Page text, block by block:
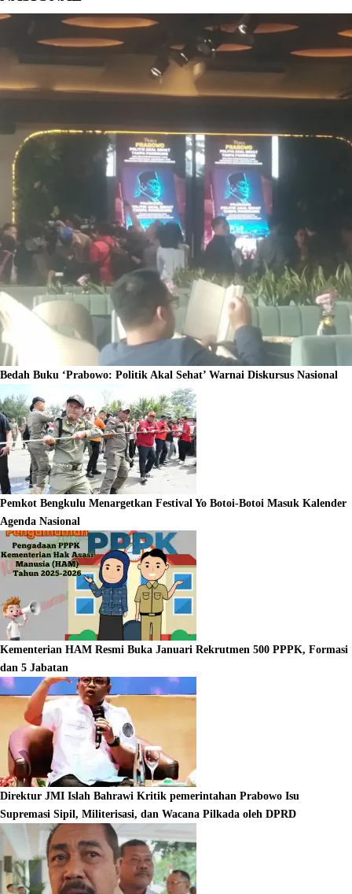
Bedah Buku ‘Prabowo: Politik Akal Sehat’ Warnai Diskursus Nasional
Pemkot Bengkulu Menargetkan Festival Yo Botoi-Botoi Masuk Kalender
Agenda Nasional
Kementerian HAM Resmi Buka Januari Rekrutmen 500 PPPK, Formasi
dan 5 Jabatan
Direktur JMI Islah Bahrawi Kritik pemerintahan Prabowo Isu
Supremasi Sipil, Militerisasi, dan Wacana Pilkada oleh DPRD